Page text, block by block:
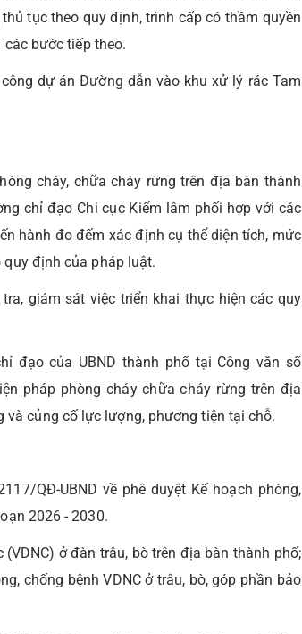
tục theo quy định, trình cấp có thầm quyền
bước tiếp theo.
dự án Đường dẫn vào khu xử lý rác Tam
cháy, chữa cháy rừng trên địa bàn thành
chỉ đạo Chi cục Kiểm lâm phối hợp với các
hành đo đếm xác định cụ thể diện tích, mức
định của pháp luật.
giám sát việc triển khai thực hiện các quy
đạo của UBND thành phố tại Công văn số
pháp phòng cháy chữa cháy rừng trên địa
củng cố lực lượng, phương tiện tại chỗ.
QĐ-UBND về phê duyệt Kế hoạch phòng,
2026 - 2030.
ở đàn trâu, bò trên địa bàn thành phố;
chống bệnh VDNC ở trâu, bò, góp phần bảo